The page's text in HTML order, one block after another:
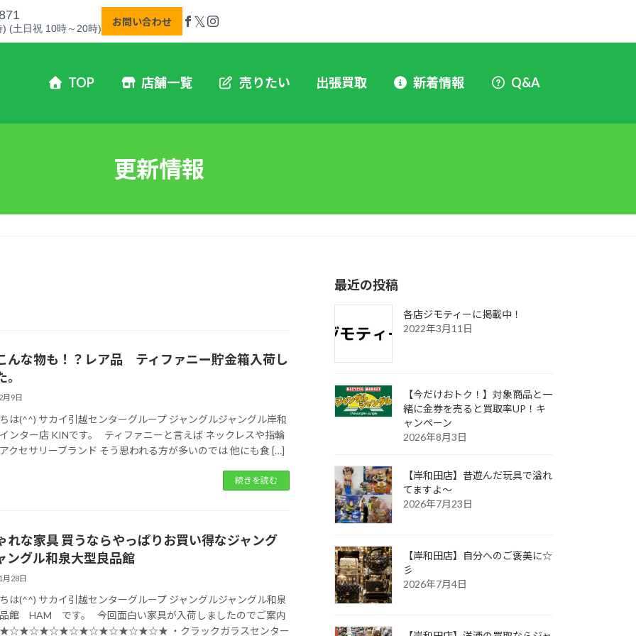
(土日祝 10時～20時)
お問い合わせ 𝕏
TOP 店舗一覧 売りたい 出張買取 新着情報 Q&A
更新情報
んな物も！？レア品 ティファニー貯金箱入荷し
月9日
は(^^) サカイ引越センターグループ ジャングルジャングル岸和
ンター店 KINです。 ティファニーと言えば ネックレスや指輪
クセサリーブランド そう思われる方が多いのでは 他にも食 […]
続きを読む
れな家具 買うならやっぱりお買い得なジャング
ングル和泉大型良品館
月28日
は(^^) サカイ引越センターグループ ジャングルジャングル和泉
館 HAM です。 今回面白い家具が入荷しましたのでご案内
・クラックガラスセンター
最近の投稿
各店ジモティーに掲載中！
2022年3月11日
【今だけおトク！】対象商品と一
緒に金券を売ると買取率UP！キ
ャンペーン
2026年8月3日
【岸和田店】昔遊んだ玩具で溢れ
てますよ～
2026年7月23日
【岸和田店】自分へのご褒美に☆
彡
2026年7月4日